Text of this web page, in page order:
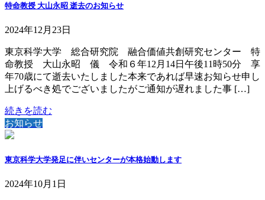
特命教授 大山永昭 逝去のお知らせ
2024年12月23日
東京科学大学 総合研究院 融合価値共創研究センター 特
命教授 大山永昭 儀 令和６年12月14日午後11時50分 享
年70歳にて逝去いたしました本来であれば早速お知らせ申し
上げるべき処でございましたがご通知が遅れました事 […]
続きを読む
お知らせ
東京科学大学発足に伴いセンターが本格始動します
2024年10月1日